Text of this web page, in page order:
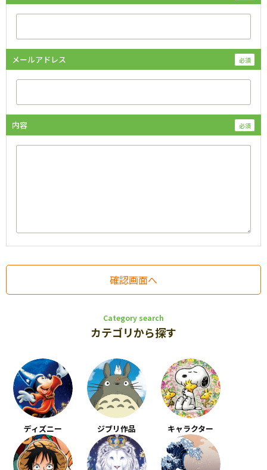
メールアドレス
内容
Category search
カテゴリから探す
ディズニー ジブリ作品 キャラクター